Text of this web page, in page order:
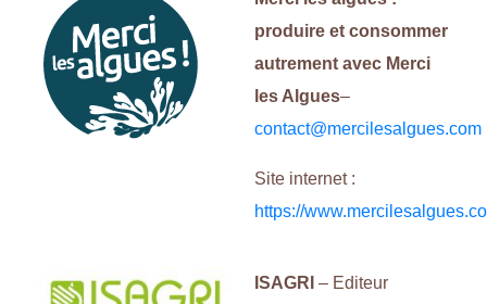
produire et consommer
autrement avec Merci
les Algues–
contact@mercilesalgues.com
Site internet :
https://
ISAGRI – Editeur